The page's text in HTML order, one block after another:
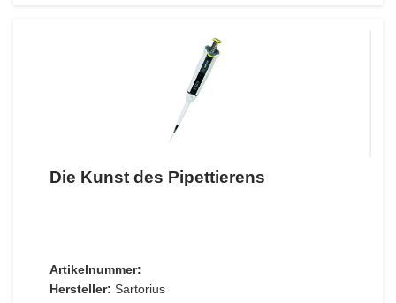
Die Kunst des Pipettierens
Artikelnummer:
Hersteller: Sartorius